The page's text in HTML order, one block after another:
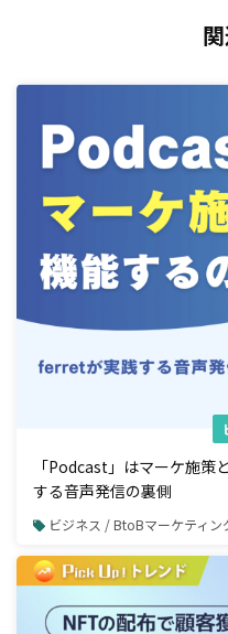
「Podcast」はマーケ施
する音声発信の裏側
ビジネス / BtoBマーケティン